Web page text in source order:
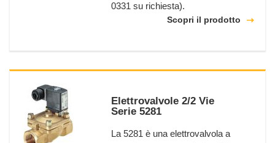
0331 su richiesta).
Scopri il prodotto
Elettrovalvole 2/2 Vie
Serie 5281
La 5281 è una elettrovalvola a